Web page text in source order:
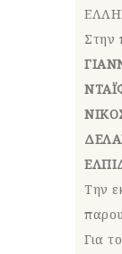
Στην
Την
Για